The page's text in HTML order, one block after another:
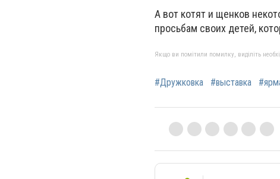
А вот котят и щенков
просьбам своих детей,
Якщо ви помітили помилку, виділіть
#Дружковка #выставка